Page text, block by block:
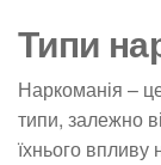
Типи
Наркоманія –
типи, залежно
їхнього впливу